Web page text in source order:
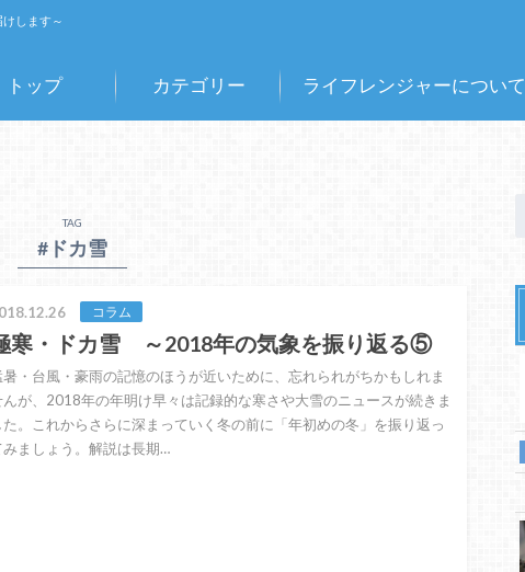
します～
トップ カテゴリー ライフレンジャーについて
TAG
#ドカ雪
コラム
寒・ドカ雪 ～2018年の気象を振り返る⑤
暑・台風・豪雨の記憶のほうが近いために、忘れられがちかもしれま
んが、2018年の年明け早々は記録的な寒さや大雪のニュースが続きま
た。これからさらに深まっていく冬の前に「年初めの冬」を振り返っ
みましょう。解説は長期…